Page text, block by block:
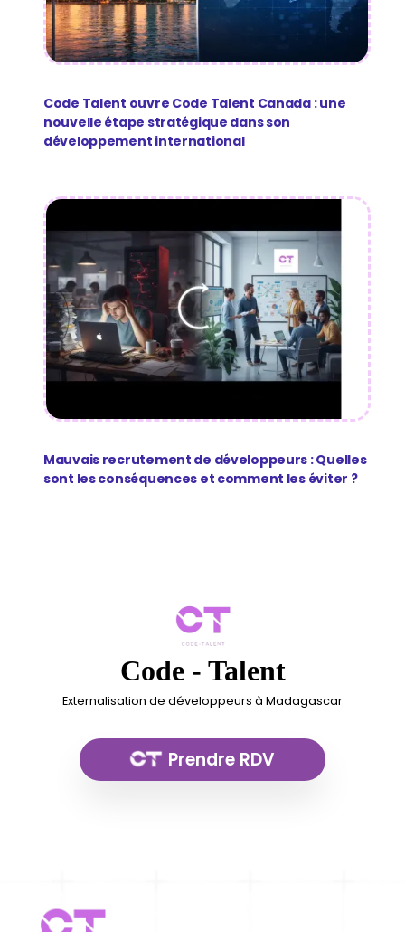
Code Talent ouvre Code Talent Canada : une
nouvelle étape stratégique dans son
développement international
Mauvais recrutement de développeurs : Quelles
sont les conséquences et comment les éviter ?
Code - Talent
Externalisation de développeurs à Madagascar
Prendre RDV